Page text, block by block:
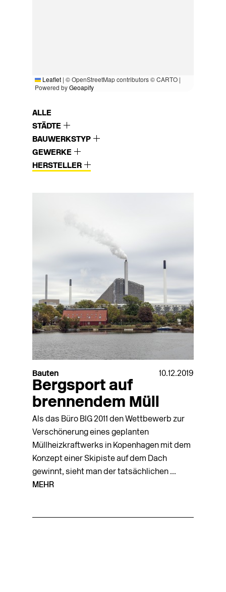
Leaflet | © OpenStreetMap contributors © CARTO |
Powered byGeoapify
ALLE
STÄDTE
BAUWERKSTYP
GEWERKE
HERSTELLER
Bauten 10.12.2019
Bergsport auf
brennendem Müll
Als das Büro BIG 2011 den Wettbewerb zur
Verschönerung eines geplanten
Müllheizkraftwerks in Kopenhagen mit dem
Konzept einer Skipiste auf dem Dach
gewinnt, sieht man der tatsächlichen ...
MEHR